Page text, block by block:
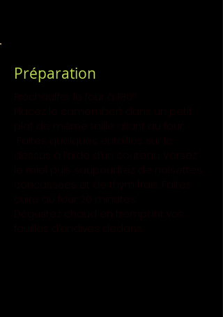
Préparation
Placez le camembert dans un petit
plat de même taille allant au four.
dessus à l’aide d’un couteau. Versez
le miel puis saupoudrez de noisettes
concassées et de thym frais. Faites
cuire au four 20 minutes.
Dégustez chaud en trempant vos